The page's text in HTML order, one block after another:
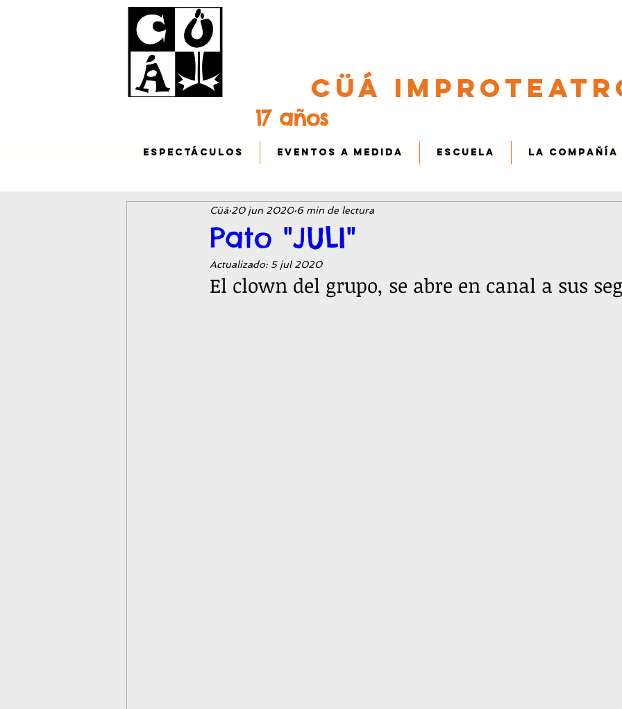
Cüá
17 años
ESPECTÁCULOS EVENTOS A MEDIDA ESCUELA LA COMPAÑÍA
Pato "JULI"
Cüá 20 jun 2020 6 min de lectura
Actualizado: 5 jul 2020
El clown del grupo, se abre en canal a sus